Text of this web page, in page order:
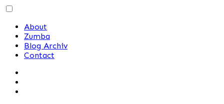
Skip
contentAbout
Zumba
Blog Archiv
Contact